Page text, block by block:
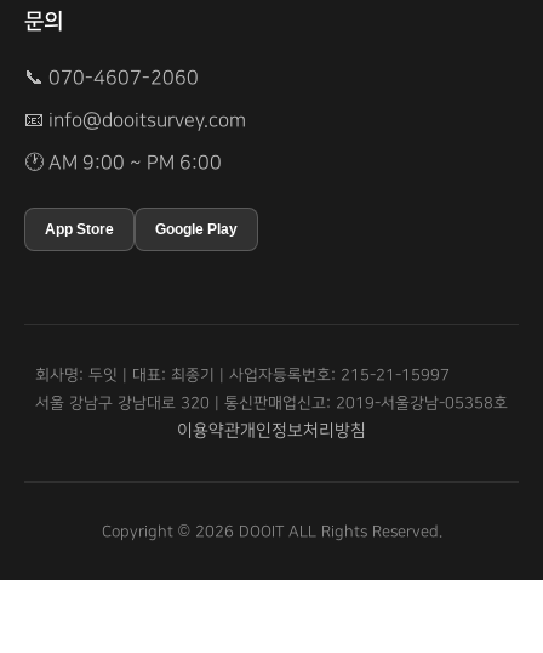
문의
📞 070-4607-2060
📧 info@dooitsurvey.com
🕐 AM 9:00 ~ PM 6:00
App Store Google Play
회사명: 두잇 | 대표: 최종기 | 사업자등록번호: 215-21-15997
서울 강남구 강남대로 320 | 통신판매업신고: 2019-서울강남-05358호
이용약관개인정보처리방침
Copyright © 2026 DOOIT ALL Rights Reserved.